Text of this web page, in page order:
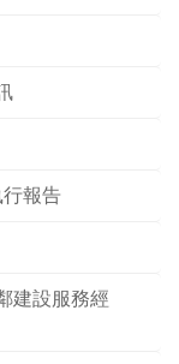
報告
建設服務經